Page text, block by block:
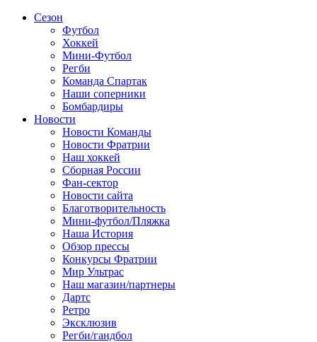
Сезон
Футбол
Хоккей
Мини-Футбол
Регби
Команда Спартак
Наши соперники
Бомбардиры
Новости
Новости Команды
Новости Фратрии
Наш хоккей
Сборная России
Фан-cектор
Новости сайта
Благотворительность
Мини-футбол/Пляжка
Наша История
Обзор прессы
Конкурсы Фратрии
Мир Ультрас
Наш магазин/партнеры
Дартс
Ретро
Эксклюзив
Регби/гандбол